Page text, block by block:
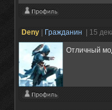
Deny Гражданин | 15
Отличный